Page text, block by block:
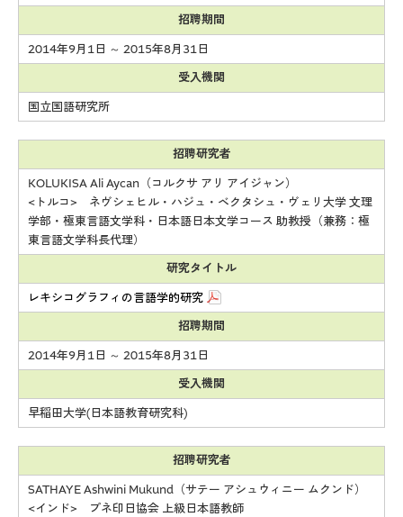
招聘期間
2014年9月1日 ～ 2015年8月31日
受入機関
国立国語研究所
招聘研究者
KOLUKISA Ali Aycan（コルクサ アリ アイジャン）
<トルコ> ネヴシェヒル・ハジュ・ベクタシュ・ヴェリ大学 文理
学部・極東言語文学科・日本語日本文学コース 助教授（兼務：極
東言語文学科長代理）
研究タイトル
レキシコグラフィの言語学的研究
招聘期間
2014年9月1日 ～ 2015年8月31日
受入機関
早稲田大学(日本語教育研究科)
招聘研究者
SATHAYE Ashwini Mukund（サテー アシュウィニー ムクンド）
<インド> プネ印日協会 上級日本語教師